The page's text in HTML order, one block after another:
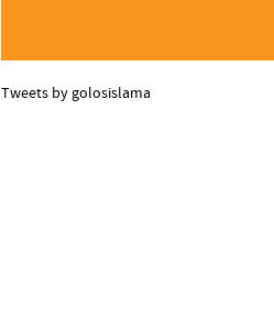
Tweets by golosislama